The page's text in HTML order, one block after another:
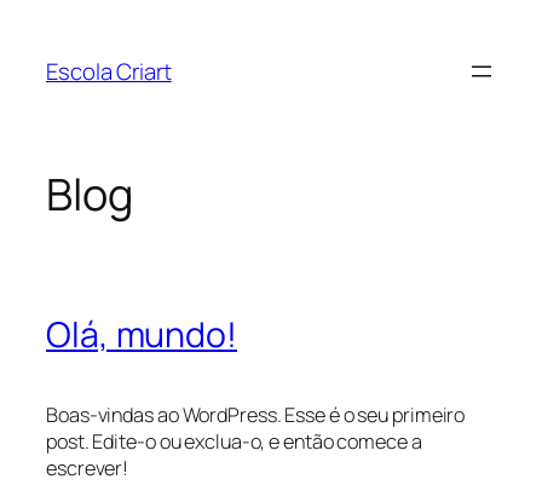
Escola Criart
Blog
Olá, mundo!
Boas-vindas ao WordPress. Esse é o seu primeiro
post. Edite-o ou exclua-o, e então comece a
escrever!